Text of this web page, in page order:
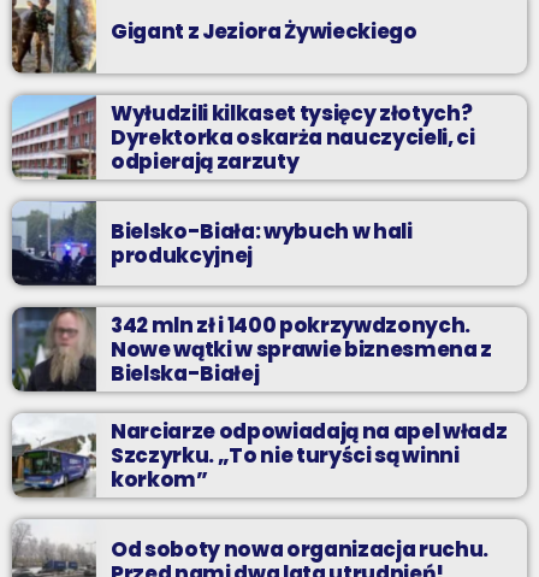
Gigant z Jeziora Żywieckiego
Wyłudzili kilkaset tysięcy złotych?
Dyrektorka oskarża nauczycieli, ci
odpierają zarzuty
Bielsko-Biała: wybuch w hali
produkcyjnej
342 mln zł i 1400 pokrzywdzonych.
Nowe wątki w sprawie biznesmena z
Bielska-Białej
Narciarze odpowiadają na apel władz
Szczyrku. „To nie turyści są winni
korkom”
Od soboty nowa organizacja ruchu.